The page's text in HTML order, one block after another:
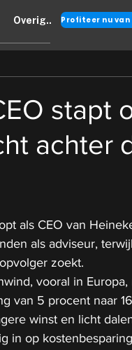
Overig..
stapt
achter
als CEO van
als adviseur,
zoekt.
vooral in
van 5 procent naar
winst en licht
in op